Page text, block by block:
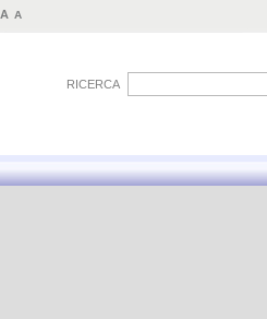
A A
RICERCA